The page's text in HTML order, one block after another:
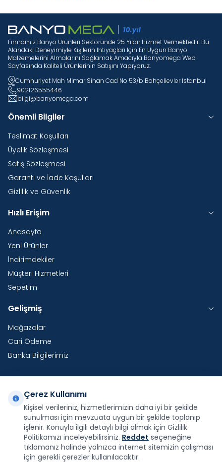
Firmamız Banyo Ürünleri Sektöründe 25 Yıldır Hizmet Vermektedir. Bu
Alandaki Deneyimiyle Kişilerin Ihtiyaçları Için En Uygun Banyo
Malzemelerini Almalarını Sağlamak Amacıyla Banyomega Web
Sayfasında Kaliteli Ürünlerinin Satışını Yapıyoruz.
Cumhuriyet Mah Mimar Sinan Cad No 53/b Bahçelievler İstanbul
902126555446
bilgi@banyomega.com
Önemli Bilgiler
Teslimat Koşulları
Üyelik Sözleşmesi
Satış Sözleşmesi
Garanti ve İade Koşulları
Gizlilik ve Güvenlik
Hızlı Erişim
Anasayfa
Yeni Ürünler
İndirimdekiler
Müşteri Hizmetleri
Sepetim
Gelişmiş
Mağazalar
Cari Ödeme
Banka Bilgilerimiz
Yurtdışı Kargo
Şirketimiz E-Fatura ve E-Arşiv Fatura uygulaması
kapsamındadır.
Çerez Kullanımı
Kişisel verileriniz, hizmetlerimizin daha iyi bir şekilde
sunulması için mevzuata uygun bir şekilde toplanıp
işlenir. Konuyla ilgili detaylı bilgi almak için Gizlilik
Politikamızı inceleyebilirsiniz. Reddet seçeneğine
tıklamanız halinde yalnızca internet sitemizin çalışması
için gerekli çerezler kullanılacaktır.